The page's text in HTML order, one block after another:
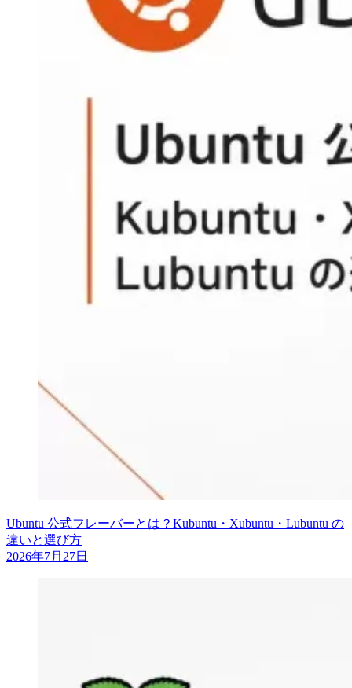
Ubuntu 公式フレーバーとは？Kubuntu・Xubuntu・Lubuntu の
違いと選び方
2026年7月27日